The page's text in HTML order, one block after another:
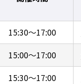
15:30～17:00
15:00～17:00
15:30～17:00